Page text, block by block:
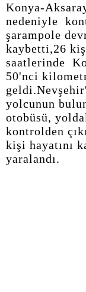
Konya-
nedeniyle
şarampole
kaybetti,26
saatlerinde
50'nci
yolcunun
otobüsü,
kontrolden
kişi hayatını
yaralandı.